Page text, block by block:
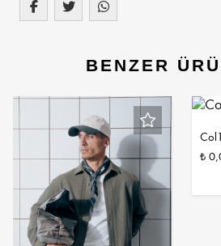
BENZER
₺